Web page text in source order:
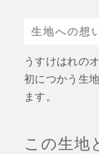
生地への想
うすけはれの
初につかう生
ます。
この生地